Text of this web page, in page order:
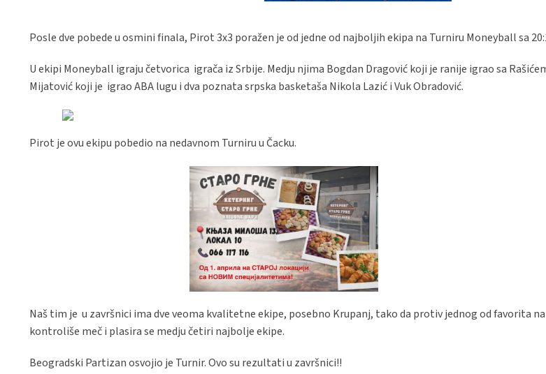
Posle dve pobede u osmini finala, Pirot 3x3 poražen je od jedne od najboljih ekipa na Turniru Moneyball sa
U ekipi Moneyball igraju četvorica igrača iz Srbije. Medju njima Bogdan Dragović koji je ranije igrao sa
Mijatović koji je igrao ABA lugu i dva poznata srpska basketaša Nikola Lazić i Vuk Obradović.
Pirot je ovu ekipu pobedio na nedavnom Turniru u Čacku.
Naš tim je u završnici ima dve veoma kvalitetne ekipe, posebno Krupanj, tako da protiv jednog od favorita
kontroliše meč i plasira se medju četiri najbolje ekipe.
Beogradski Partizan osvojio je Turnir. Ovo su rezultati u završnici!!